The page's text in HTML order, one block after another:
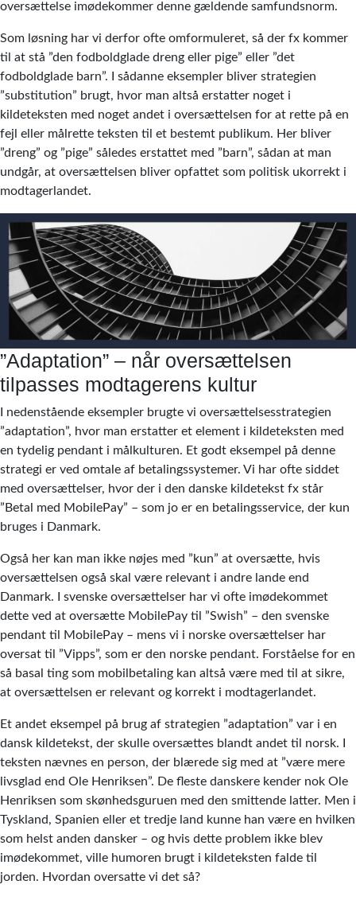
oversættelse imødekommer denne gældende samfundsnorm.
Som løsning har vi derfor ofte omformuleret, så der fx kommer
til at stå ”den fodboldglade dreng eller pige” eller ”det
fodboldglade barn”. I sådanne eksempler bliver strategien
”substitution” brugt, hvor man altså erstatter noget i
kildeteksten med noget andet i oversættelsen for at rette på en
fejl eller målrette teksten til et bestemt publikum. Her bliver
”dreng” og ”pige” således erstattet med ”barn”, sådan at man
undgår, at oversættelsen bliver opfattet som politisk ukorrekt i
modtagerlandet.
”Adaptation” – når oversættelsen
tilpasses modtagerens kultur
I nedenstående eksempler brugte vi oversættelsesstrategien
”adaptation”, hvor man erstatter et element i kildeteksten med
en tydelig pendant i målkulturen. Et godt eksempel på denne
strategi er ved omtale af betalingssystemer. Vi har ofte siddet
med oversættelser, hvor der i den danske kildetekst fx står
”Betal med MobilePay” – som jo er en betalingsservice, der kun
bruges i Danmark.
Også her kan man ikke nøjes med ”kun” at oversætte, hvis
oversættelsen også skal være relevant i andre lande end
Danmark. I svenske oversættelser har vi ofte imødekommet
dette ved at oversætte MobilePay til ”Swish” – den svenske
pendant til MobilePay – mens vi i norske oversættelser har
oversat til ”Vipps”, som er den norske pendant. Forståelse for en
så basal ting som mobilbetaling kan altså være med til at sikre,
at oversættelsen er relevant og korrekt i modtagerlandet.
Et andet eksempel på brug af strategien ”adaptation” var i en
dansk kildetekst, der skulle oversættes blandt andet til norsk. I
teksten nævnes en person, der blærede sig med at ”være mere
livsglad end Ole Henriksen”. De fleste danskere kender nok Ole
Henriksen som skønhedsguruen med den smittende latter. Men i
Tyskland, Spanien eller et tredje land kunne han være en hvilken
som helst anden dansker – og hvis dette problem ikke blev
imødekommet, ville humoren brugt i kildeteksten falde til
jorden. Hvordan oversatte vi det så?